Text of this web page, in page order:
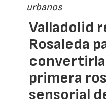
urbanos
Valladolid
Rosaleda
convertirla
primera
sensorial